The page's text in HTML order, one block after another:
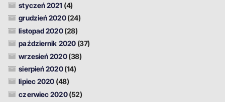
styczeń 2021 (4)
grudzień 2020(24)
listopad 2020(28)
październik 2020(37)
wrzesień 2020(38)
sierpień 2020(14)
lipiec 2020 (48)
czerwiec 2020(52)